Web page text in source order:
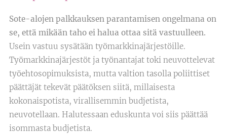
Sote-alojen palkkauksen parantamisen ongelmana on
se, että mikään taho ei halua ottaa sitä vastuulleen.
Usein vastuu sysätään työmarkkinajärjestöille.
Työmarkkinajärjestöt ja työnantajat toki neuvottelevat
työehtosopimuksista, mutta valtion tasolla poliittiset
päättäjät tekevät päätöksen siitä, millaisesta
kokonaispotista, virallisemmin budjetista,
neuvotellaan. Halutessaan eduskunta voi siis päättää
isommasta budjetista.